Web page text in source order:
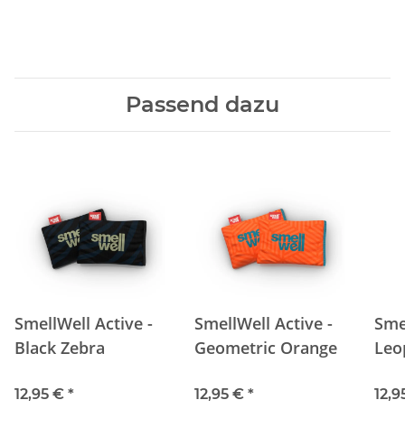
Passend dazu
SmellWell Active -
Black Zebra
12,95 € *
SmellWell Active -
Geometric Orange
12,95 € *